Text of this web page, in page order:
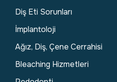
Diş Eti Sorunları
İmplantoloji
Ağız, Diş, Çene Cerrahisi
Bleaching Hizmetleri